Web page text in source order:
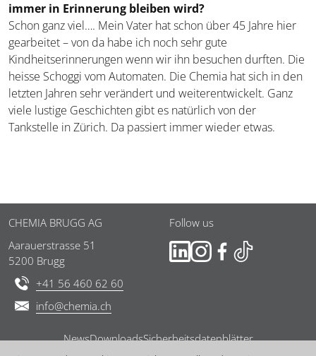
immer in Erinnerung bleiben wird?
Schon ganz viel…. Mein Vater hat schon über 45 Jahre hier
gearbeitet – von da habe ich noch sehr gute
Kindheitserinnerungen wenn wir ihn besuchen durften. Die
heisse Schoggi vom Automaten. Die Chemia hat sich in den
letzten Jahren sehr verändert und weiterentwickelt. Ganz
viele lustige Geschichten gibt es natürlich von der
Tankstelle in Zürich. Da passiert immer wieder etwas.
Fussbereich
CHEMIA BRUGG AG
Aarauerstrasse 51
5200 Brugg
+41 56 460 62 60
info@chemia.ch
Follow us
NewsDownloadsSicherheitsdatenblätter